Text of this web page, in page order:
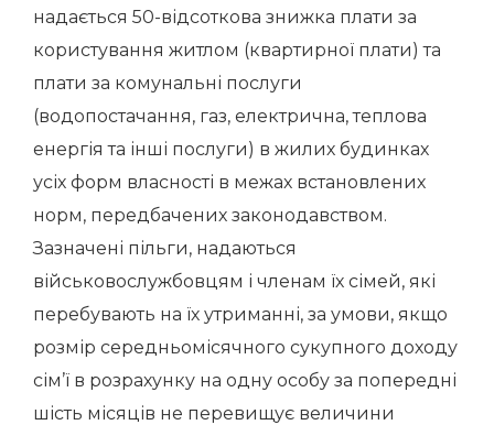
надається 50-відсоткова знижка плати за
користування житлом (квартирної плати) та
плати за комунальні послуги
(водопостачання, газ, електрична, теплова
енергія та інші послуги) в жилих будинках
усіх форм власності в межах встановлених
норм, передбачених законодавством.
Зазначені пільги, надаються
військовослужбовцям і членам їх сімей, які
перебувають на їх утриманні, за умови, якщо
розмір середньомісячного сукупного доходу
сім’ї в розрахунку на одну особу за попередні
шість місяців не перевищує величини